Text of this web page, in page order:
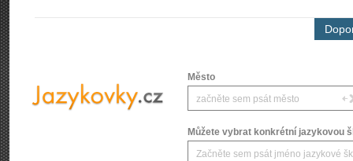
Město
Můžete vybrat konkrétní jazykovou